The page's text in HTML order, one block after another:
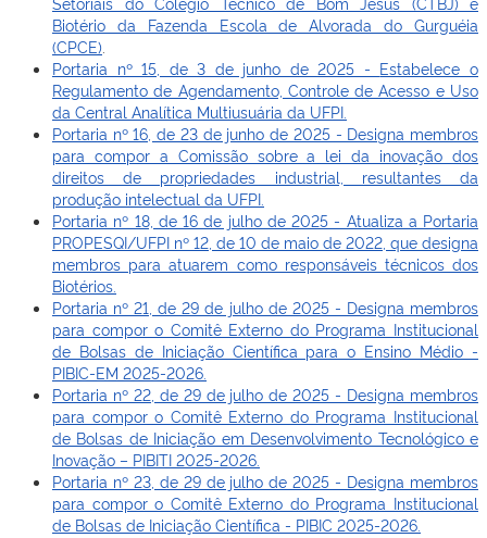
Biotério da Fazenda Escola de Alvorada do Gurguéia
(CPCE)
Portaria nº 15, de 3 de junho de 2025 - Estabelece o
Regulamento de Agendamento, Controle de Acesso e Uso
da Central Analítica Multiusuária da UFPI.
Portaria nº 16, de 23 de junho de 2025 - Designa membros
para compor a Comissão sobre a lei da inovação dos
direitos de propriedades industrial, resultantes da
produção intelectual da UFPI.
Portaria nº 18, de 16 de julho de 2025 - Atualiza a Portaria
PROPESQI/UFPI nº 12, de 10 de maio de 2022, que designa
membros para atuarem como responsáveis técnicos dos
Biotérios.
Portaria nº 21, de 29 de julho de 2025 - Designa membros
para compor o Comitê Externo do Programa Institucional
de Bolsas de Iniciação Científica para o Ensino Médio -
PIBIC-EM 2025-2026.
Portaria nº 22, de 29 de julho de 2025 - Designa membros
para compor o Comitê Externo do Programa Institucional
de Bolsas de Iniciação em Desenvolvimento Tecnológico e
Inovação – PIBITI 2025-2026.
Portaria nº 23, de 29 de julho de 2025 - Designa membros
para compor o Comitê Externo do Programa Institucional
de Bolsas de Iniciação Científica - PIBIC 2025-2026.